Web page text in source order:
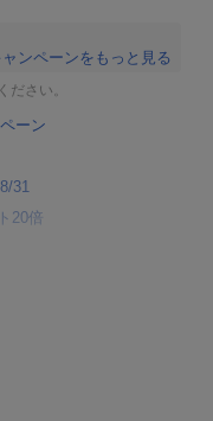
ンペーンをもっと見る
さい。
ーン
31
20倍